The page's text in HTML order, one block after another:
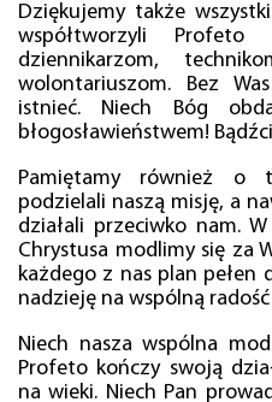
Dziękujemy także
współtworzyli
dziennikarzom,
wolontariuszom. Bez
istnieć. Niech Bóg
błogosławieństwem!
Pamiętamy również o
podzielali naszą misję, a
działali przeciwko nam.
Chrystusa modlimy się za
każdego z nas plan pełen
nadzieję na wspólną
Niech nasza wspólna
Profeto kończy swoją
na wieki. Niech Pan